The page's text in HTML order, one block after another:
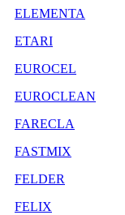
ELEMENTA
ETARI
EUROCEL
EUROCLEAN
FARECLA
FASTMIX
FELDER
FELIX